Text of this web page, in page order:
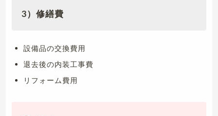
3）修繕費
設備品の交換費用
退去後の内装工事費
リフォーム費用